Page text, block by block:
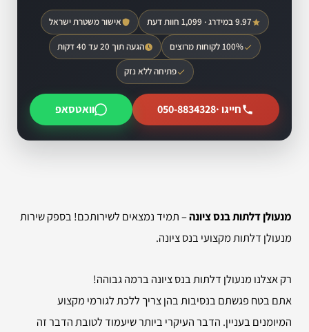
9.97 במידרג · 1,099 חוות דעת אישור משטרת ישראל
100% לקוחות מרוצים הגעה תוך 20 עד 40 דקות
פתיחה ללא נזק
חייגו ·050-8834328 וואטסאפ
מנעולן דלתות בנס ציונה– תמיד נמצאים לשירותכם! בספק שירות
מנעולן דלתות מקצועי בנס ציונה.
רק אצלנו מנעולן דלתות בנס ציונה ברמה גבוהה!
אתם בטח פגשתם בנסיבות בהן צריך ללכת לגורמי מקצוע
המיומנים בעניין. הדבר העיקרי ביותר שיעמוד לטובת הדבר זה